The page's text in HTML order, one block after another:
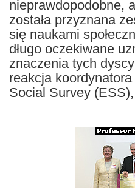
nieprawdopodobne,
została przyznana
się naukami
długo oczekiwane
znaczenia tych
reakcja
Social Survey